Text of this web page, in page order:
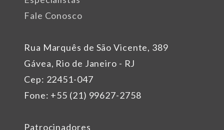
Rua Marquês de São Vicente, 389
Gávea, Rio de Janeiro - RJ
Cep: 22451-047
Fone: +55 (21) 99627-2758
Fale Conosco
Patrocinadores